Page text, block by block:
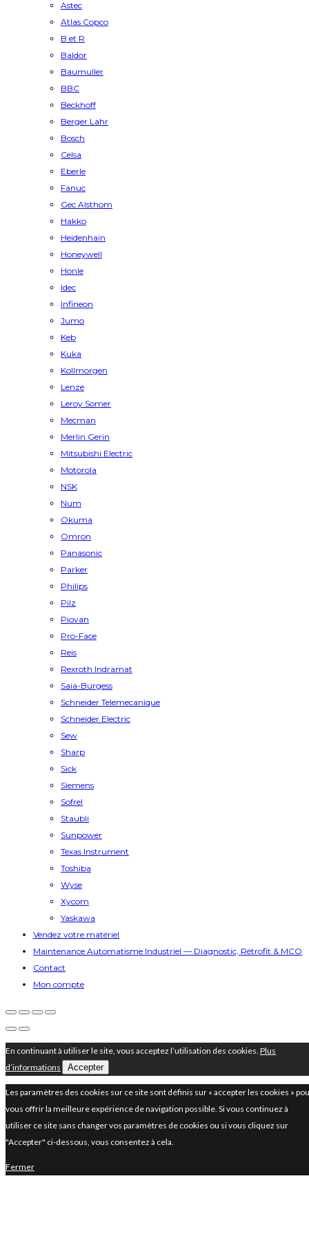
Astec
Atlas Copco
B et R
Baldor
Baumuller
BBC
Beckhoff
Berger Lahr
Bosch
Celsa
Eberle
Fanuc
Gec Alsthom
Hakko
Heidenhain
Honeywell
Honle
Idec
Infineon
Jumo
Keb
Kuka
Kollmorgen
Lenze
Leroy Somer
Mecman
Merlin Gerin
Mitsubishi Electric
Motorola
NSK
Num
Okuma
Omron
Panasonic
Parker
Philips
Pilz
Piovan
Pro-Face
Reis
Rexroth Indramat
Saia-Burgess
Schneider Telemecanique
Schneider Electric
Sew
Sharp
Sick
Siemens
Sofrel
Staubli
Sunpower
Texas Instrument
Toshiba
Wyse
Xycom
Yaskawa
Vendez votre matériel
Maintenance Automatisme Industriel — Diagnostic, Rétrofit & MCO
Contact
Mon compte
En continuant à utiliser le site, vous acceptez l’utilisation des cookies. Plus
d’informations
Accepter
Les paramètres des cookies sur ce site sont définis sur « accepter les cookies »
vous offrir la meilleure expérience de navigation possible. Si vous continuez à
utiliser ce site sans changer vos paramètres de cookies ou si vous cliquez sur
"Accepter" ci-dessous, vous consentez à cela.
Fermer